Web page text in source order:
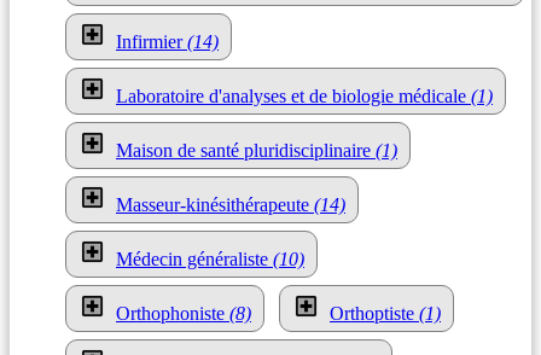
Infirmier(14)
Laboratoire d'analyses et de biologie médicale (1)
Maison de santé pluridisciplinaire (1)
Masseur-kinésithérapeute (14)
Médecin généraliste (10)
Orthophoniste (8) Orthoptiste (1)